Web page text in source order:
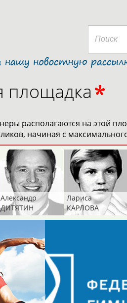
площадка
располагаются на этой
начиная с
Александр
ДИТЯТИН
Лариса
КАРЛОВА